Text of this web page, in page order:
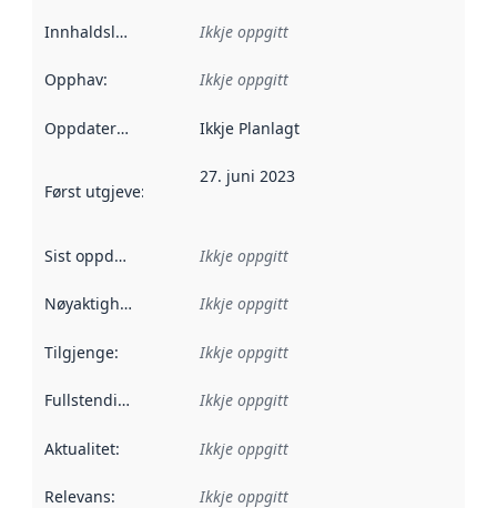
Innhaldsleverandørar :
Ikkje oppgitt
Opphav: Ikkje oppgitt
Oppdateringsfrekvens :
Ikkje Planlagt
Først utgjeve: Denne datoen seier når dataa i dette
27. juni 2023
Sist oppdatert Ikkje oppgitt
Nøyaktigheit Ikkje oppgitt
Tilgjenge: Ikkje oppgitt
Fullstendigheit Ikkje oppgitt
Aktualitet: Ikkje oppgitt
Relevans: Ikkje oppgitt